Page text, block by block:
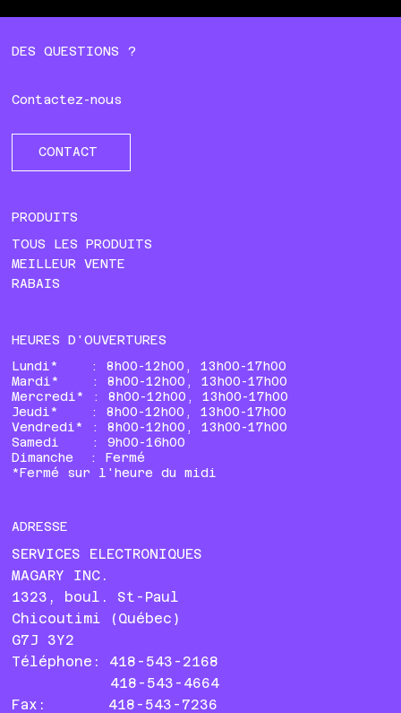
DES QUESTIONS ?
Contactez-nous
CONTACT
PRODUITS
TOUS LES PRODUITS
MEILLEUR VENTE
RABAIS
ADRESSE
SERVICES ELECTRONIQUES
MAGARY INC.
1323, boul. St-Paul
Chicoutimi (Québec)
G7J 3Y2
Téléphone: 418-543-2168
418-543-4664
Fax: 418-543-7236
HEURES D'OUVERTURES
Lundi* : 8h00-12h00, 13h00-17h00
Mardi* : 8h00-12h00, 13h00-17h00
Mercredi* : 8h00-12h00, 13h00-17h00
Jeudi* : 8h00-12h00, 13h00-17h00
Vendredi* : 8h00-12h00, 13h00-17h00
Samedi : 9h00-16h00
Dimanche : Fermé
*Fermé sur l'heure du midi